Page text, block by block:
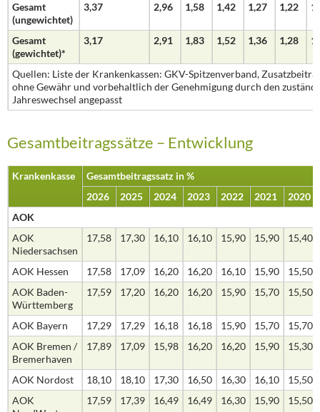
Gesamt
(ungewichtet)
3,37 2,96 1,58 1,42 1,27 1,22
Gesamt
(gewichtet)*
3,17 2,91 1,83 1,52 1,36 1,28
Quellen: Liste der Krankenkassen: GKV-Spitzenverband,
ohne Gewähr und vorbehaltlich der Genehmigung durch den
Jahreswechsel angepasst
Gesamtbeitragssätze – Entwicklung
Krankenkasse
Gesamtbeitragssatz in %
2026
2025 2024 2023 2022 2021
2020
AOK
AOK
Niedersachsen
17,58 17,30 16,10 16,10 15,90 15,90 15,40
AOK Hessen 17,58 17,09 16,20 16,20 16,10 15,90
15,50
AOK Baden-
Württemberg
17,59 17,20 16,20 16,20 15,90 15,70 15,50
AOK Bayern 17,29 17,29 16,18 16,18 15,90 15,70
15,70
AOK Bremen /
Bremerhaven
17,89 17,09 15,98 16,20 16,20 15,90 15,30
AOK Nordost 18,10 18,10 17,30 16,50 16,30 16,10
15,50
AOK
17,59 17,39 16,49 16,49 16,30 15,90 15,50